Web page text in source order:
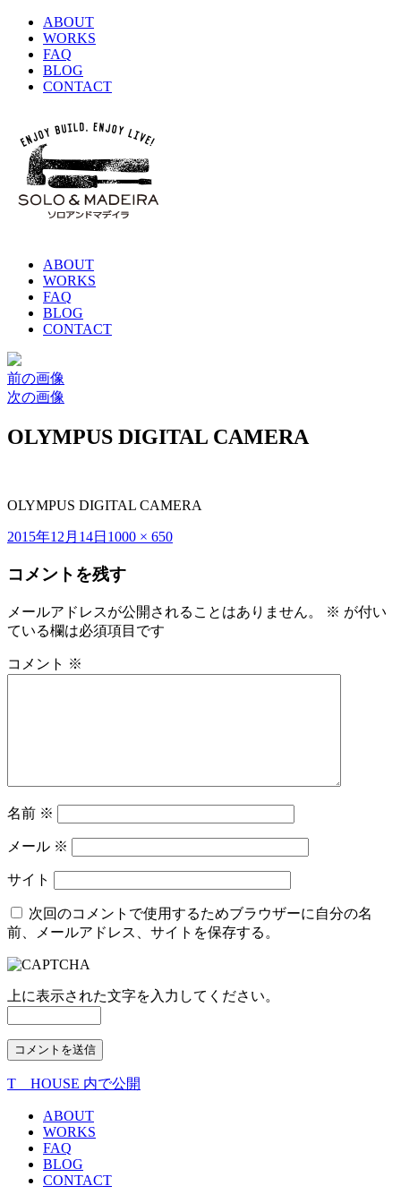
ABOUT
WORKS
FAQ
BLOG
CONTACT
ABOUT
WORKS
FAQ
BLOG
CONTACT
前の画像
次の画像
OLYMPUS DIGITAL CAMERA
OLYMPUS DIGITAL CAMERA
投
日:
2015年12月14日 フ
サ
ズ
1000 × 650
コメントを残す
メールアドレスが公開されることはありません。 ※ が付い
ている欄は必須項目です
コメント ※
名前 ※
メール ※
サイト
次回のコメントで使用するためブラウザーに自分の名
前、メールアドレス、サイトを保存する。
上に表示された文字を入力してください。
投
T HOUSE 内で公開
ABOUT
WORKS
FAQ
BLOG
CONTACT